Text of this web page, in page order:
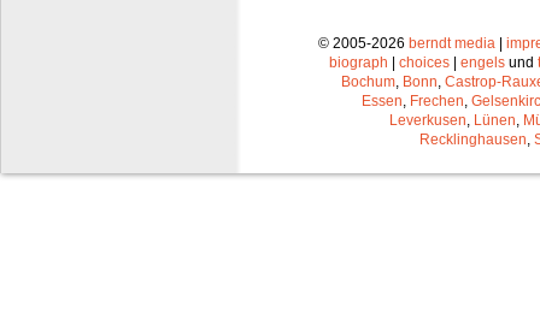
© 2005-2026 berndt media |
biograph | choices | engels und
Bochum Bonn Castrop-
Essen Frechen
Leverkusen Lünen
Recklinghausen